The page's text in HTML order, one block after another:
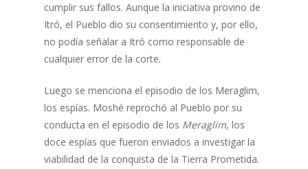
cumplir sus fallos. Aunque la iniciativa provino de
Itró, el Pueblo dio su consentimiento y, por ello,
no podía señalar a Itró como responsable de
cualquier error de la corte.
Luego se menciona el episodio de los Meraglim,
los espías. Moshé reprochó al Pueblo por su
conducta en el episodio de los Meraglim, los
doce espías que fueron enviados a investigar la
viabilidad de la conquista de la Tierra Prometida.